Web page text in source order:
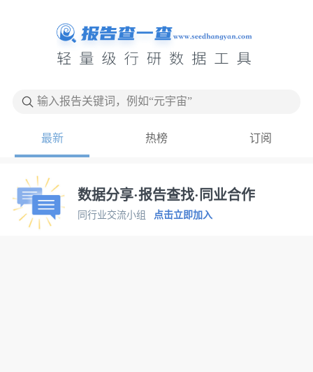
输入报告关键词，例如“元宇宙”
最新 热榜 订阅
数据分享·报告查找·同业合作
同行业交流小组 点击立即加入